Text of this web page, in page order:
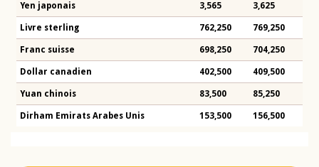
Yen japonais 3,565 3,625
Livre sterling 762,250 769,250
Franc suisse 698,250 704,250
Dollar canadien 402,500 409,500
Yuan chinois 83,500 85,250
Dirham Emirats Arabes Unis 153,500 156,500